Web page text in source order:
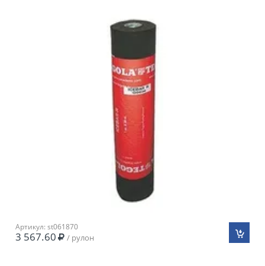
Артикул: st061870
3 567.60 / рулон